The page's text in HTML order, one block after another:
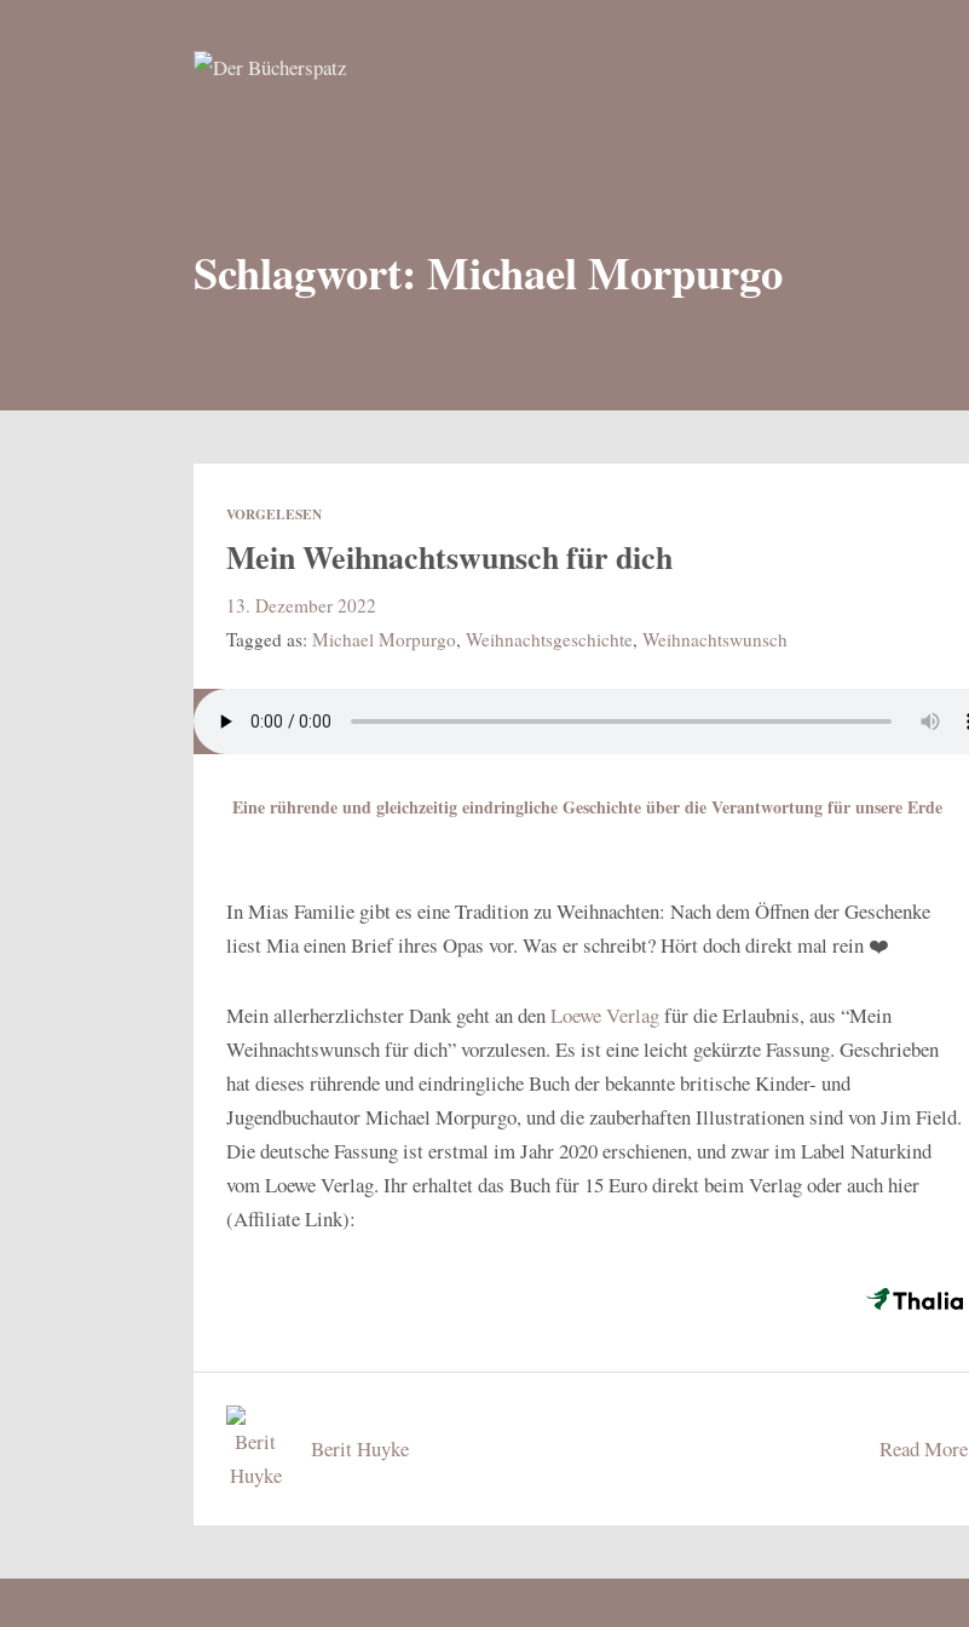
Schlagwort: Michael Morpurgo
VORGELESEN
Mein Weihnachtswunsch für dich
13. Dezember 2022
Tagged as:Michael Morpurgo,Weihnachtsgeschichte,Weihnachtswunsch
Eine rührende und gleichzeitig eindringliche Geschichte über die Verantwortung für unsere Erde
In Mias Familie gibt es eine Tradition zu Weihnachten: Nach dem Öffnen der Geschenke
liest Mia einen Brief ihres Opas vor. Was er schreibt? Hört doch direkt mal rein ❤️
Mein allerherzlichster Dank geht an denLoewe Verlagfür die Erlaubnis, aus “Mein
Weihnachtswunsch für dich” vorzulesen. Es ist eine leicht gekürzte Fassung. Geschrieben
hat dieses rührende und eindringliche Buch der bekannte britische Kinder- und
Jugendbuchautor Michael Morpurgo, und die zauberhaften Illustrationen sind von Jim Field.
Die deutsche Fassung ist erstmal im Jahr 2020 erschienen, und zwar im Label Naturkind
vom Loewe Verlag. Ihr erhaltet das Buch für 15 Euro direkt beim Verlag oder auch hier
(Affiliate Link):
Read More
Berit Huyke